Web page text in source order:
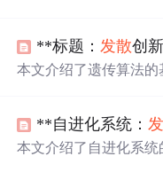
何利用编程实现发散
析与机器学习以优化生
**标题：发散创新：遗传算
本文介绍了遗传算法
析了其优缺点及适用场
**自进化系统：
本文介绍了自进化系